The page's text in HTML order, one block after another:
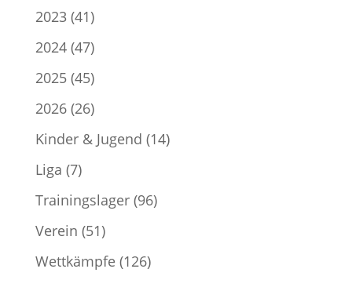
2023(41)
2024(47)
2025(45)
2026(26)
Kinder & Jugend (14)
Liga (7)
Trainingslager(96)
Verein (51)
Wettkämpfe(126)